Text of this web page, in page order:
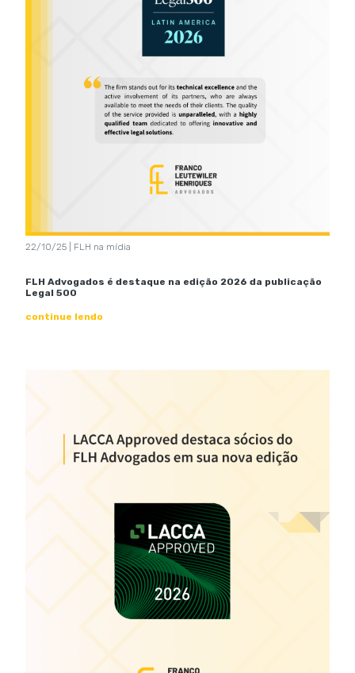
22/10/25 | FLH na mídia
FLH Advogados é destaque na edição 2026 da publicação
Legal 500
continue lendo